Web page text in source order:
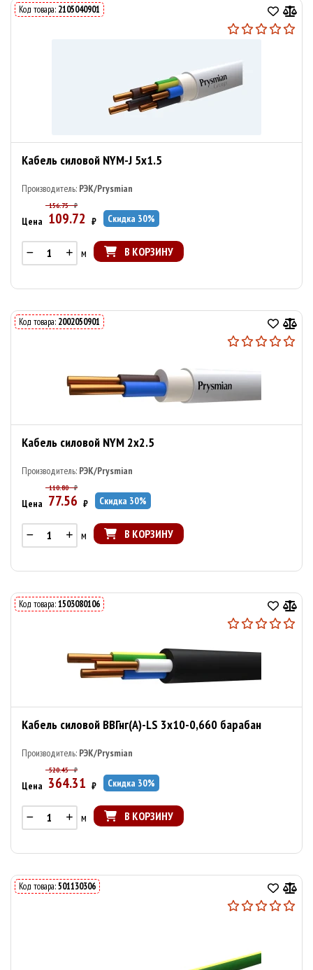
Код товара: 2105040901
Кабель силовой NYM-J 5х1.5
Производитель: РЭК/Prysmian
156.75 ₽
Цена 109.72 ₽ Скидка 30%
м В КОРЗИНУ
Код товара: 2002050901
Кабель силовой NYM 2х2.5
Производитель: РЭК/Prysmian
110.80 ₽
Цена 77.56 ₽ Скидка 30%
м В КОРЗИНУ
Код товара:1503080106
Кабель силовой ВВГнг(А)-LS 3х10-0,660 барабан
Производитель: РЭК/Prysmian
520.45 ₽
Цена 364.31 ₽ Скидка 30%
м В КОРЗИНУ
Код товара:501130306